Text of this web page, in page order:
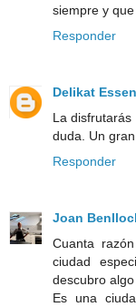
siempre y
Responder
Delikat
La
duda. Un gran
Responder
Joan
Cuanta
ciudad
descubro
Es una